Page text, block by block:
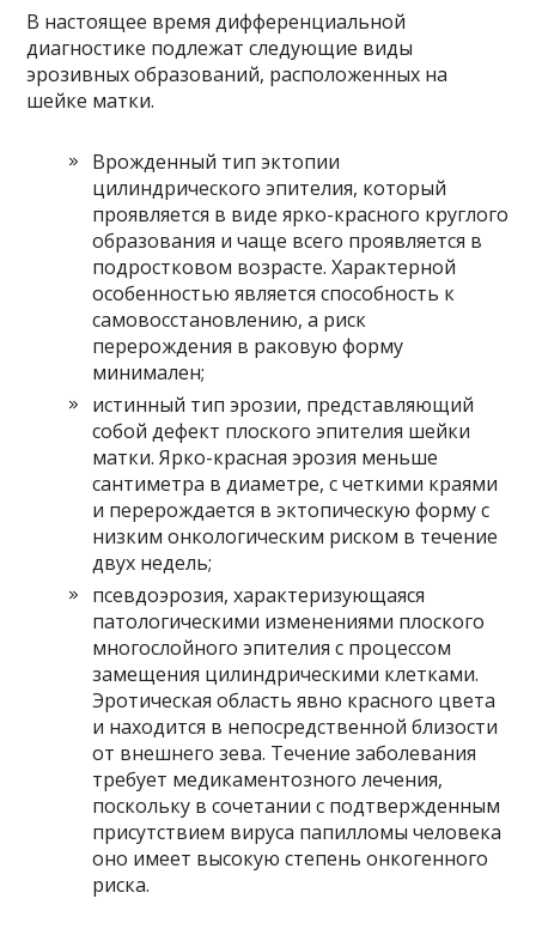
В настоящее время дифференциальной
диагностике подлежат следующие виды
эрозивных образований, расположенных на
шейке матки.
Врожденный тип эктопии
цилиндрического эпителия, который
проявляется в виде ярко-красного круглого
образования и чаще всего проявляется в
подростковом возрасте. Характерной
особенностью является способность к
самовосстановлению, а риск
перерождения в раковую форму
минимален;
истинный тип эрозии, представляющий
собой дефект плоского эпителия шейки
матки. Ярко-красная эрозия меньше
сантиметра в диаметре, с четкими краями
и перерождается в эктопическую форму с
низким онкологическим риском в течение
двух недель;
псевдоэрозия, характеризующаяся
патологическими изменениями плоского
многослойного эпителия с процессом
замещения цилиндрическими клетками.
Эротическая область явно красного цвета
и находится в непосредственной близости
от внешнего зева. Течение заболевания
требует медикаментозного лечения,
поскольку в сочетании с подтвержденным
присутствием вируса папилломы человека
оно имеет высокую степень онкогенного
риска.